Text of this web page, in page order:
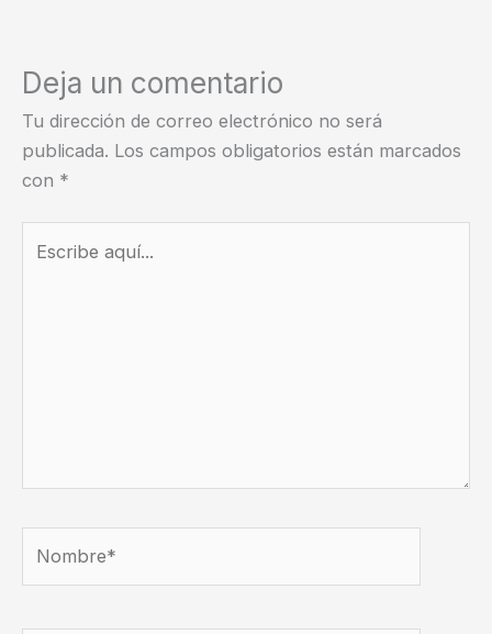
Deja un comentario
Tu dirección de correo electrónico no será
publicada. Los campos obligatorios están marcados
con *
aquí...